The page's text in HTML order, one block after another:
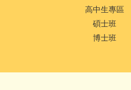
高中生專區
碩士班
博士班